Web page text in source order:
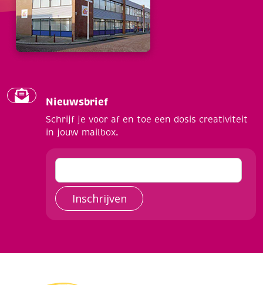
Nieuwsbrief
Schrijf je voor af en toe een dosis creativiteit
in jouw mailbox.
Inschrijven